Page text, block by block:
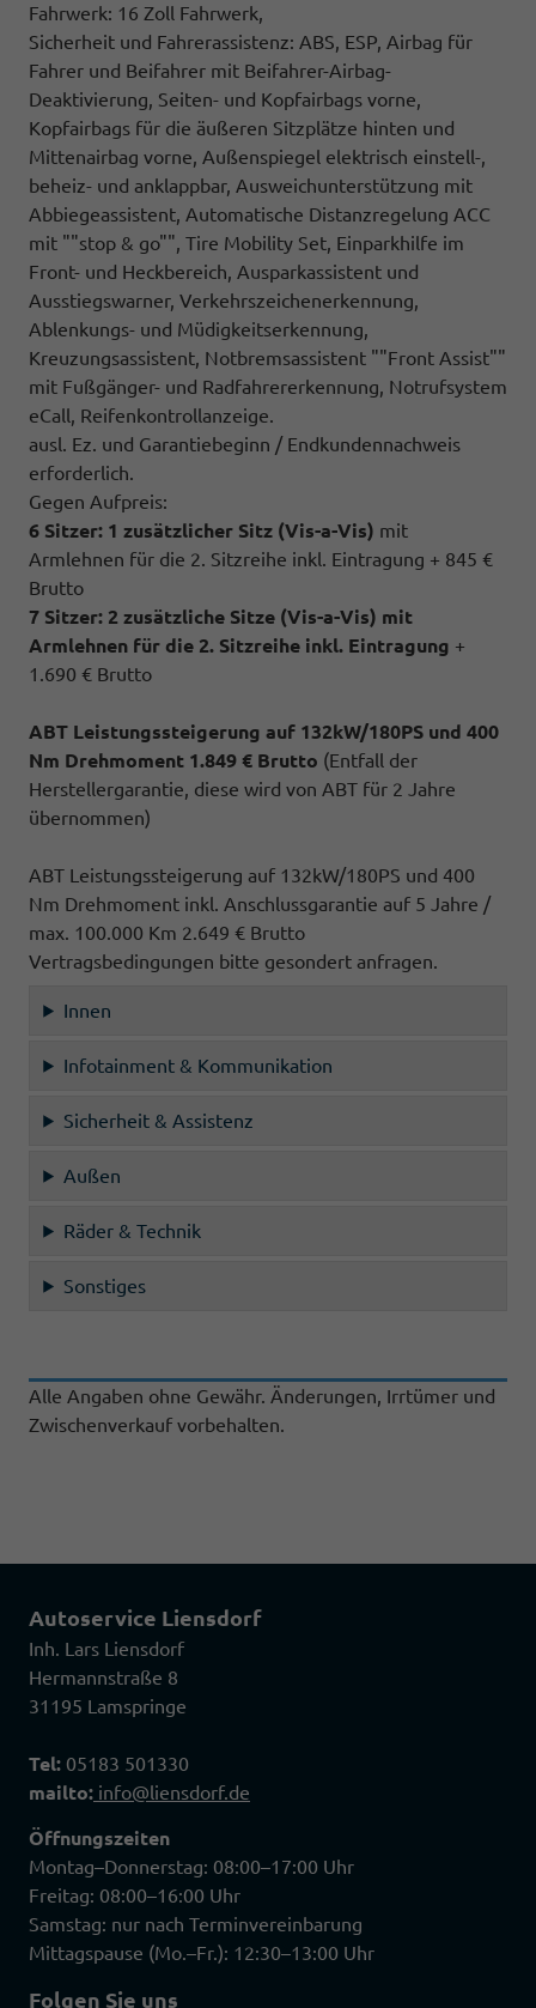
Fahrwerk: 16 Zoll Fahrwerk,
Sicherheit und Fahrerassistenz: ABS, ESP, Airbag für
Fahrer und Beifahrer mit Beifahrer-Airbag-
Deaktivierung, Seiten- und Kopfairbags vorne,
Kopfairbags für die äußeren Sitzplätze hinten und
Mittenairbag vorne, Außenspiegel elektrisch einstell-,
beheiz- und anklappbar, Ausweichunterstützung mit
Abbiegeassistent, Automatische Distanzregelung ACC
mit ""stop & go"", Tire Mobility Set, Einparkhilfe im
Front- und Heckbereich, Ausparkassistent und
Ausstiegswarner, Verkehrszeichenerkennung,
Ablenkungs- und Müdigkeitserkennung,
Kreuzungsassistent, Notbremsassistent ""Front Assist""
mit Fußgänger- und Radfahrererkennung, Notrufsystem
eCall, Reifenkontrollanzeige.
ausl. Ez. und Garantiebeginn / Endkundennachweis
erforderlich.
Gegen Aufpreis:
6 Sitzer: 1 zusätzlicher Sitz (Vis-a-Vis) mit
Armlehnen für die 2. Sitzreihe inkl. Eintragung + 845 €
Brutto
7 Sitzer: 2 zusätzliche Sitze (Vis-a-Vis) mit
Armlehnen für die 2. Sitzreihe inkl. Eintragung +
1.690 € Brutto
ABT Leistungssteigerung auf 132kW/180PS und 400
Nm Drehmoment 1.849 € Brutto (Entfall der
Herstellergarantie, diese wird von ABT für 2 Jahre
übernommen)
ABT Leistungssteigerung auf 132kW/180PS und 400
Nm Drehmoment inkl. Anschlussgarantie auf 5 Jahre /
max. 100.000 Km 2.649 € Brutto
Vertragsbedingungen bitte gesondert anfragen.
Innen
Infotainment & Kommunikation
Sicherheit & Assistenz
Außen
Räder & Technik
Sonstiges
Alle Angaben ohne Gewähr. Änderungen, Irrtümer und
Zwischenverkauf vorbehalten.
Autoservice Liensdorf
Inh. Lars Liensdorf
Hermannstraße 8
31195 Lamspringe
Tel: 05183 501330
mailto: info@liensdorf.de
Öffnungszeiten
Montag–Donnerstag: 08:00–17:00 Uhr
Freitag: 08:00–16:00 Uhr
Samstag: nur nach Terminvereinbarung
Mittagspause (Mo.–Fr.): 12:30–13:00 Uhr
Folgen Sie uns